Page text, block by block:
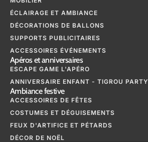
ÉCLAIRAGE ET AMBIANCE
DÉCORATIONS DE BALLONS
SUPPORTS PUBLICITAIRES
ACCESSOIRES ÉVÉNEMENTS
Apéros et anniversaires
ESCAPE GAME L'APÉRO
ANNIVERSAIRE ENFANT - TIGROU PARTY
Ambiance festive
ACCESSOIRES DE FÊTES
COSTUMES ET DÉGUISEMENTS
FEUX D'ARTIFICE ET PÉTARDS
DÉCOR DE NOËL